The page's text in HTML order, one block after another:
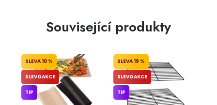
Související produkty
10 %
SLEVOAKCE
TIP
19 %
SLEVOAKCE
TIP